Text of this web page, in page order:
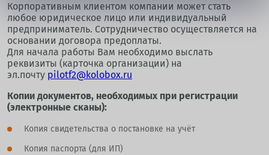
Корпоративным клиентом компании может стать
любое юридическое лицо или индивидуальный
предприниматель. Сотрудничество осуществляется на
основании договора предоплаты.
Для начала работы Вам необходимо выслать
реквизиты (карточка организации) на
эл.почту pilotf2@kolobox.ru
Копии документов, необходимых при регистрации
(электронные сканы):
Копия свидетельства о постановке на учёт
Копия паспорта (для ИП)